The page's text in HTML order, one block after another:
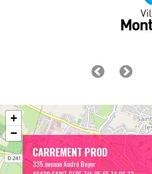
CARREMENT PROD
335 avenue André Boyer
+
−